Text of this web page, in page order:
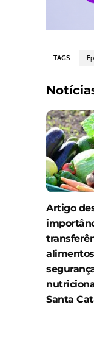
TAGS
Artigo
Santa